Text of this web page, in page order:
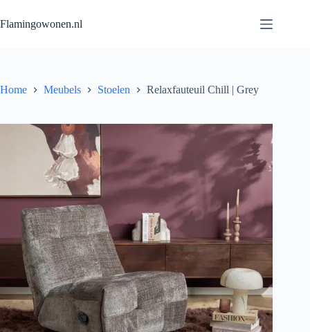
Flamingowonen.nl
Home Meubels Stoelen Relaxfauteuil Chill | Grey